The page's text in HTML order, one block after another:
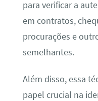
para verificar a
em contratos,
procurações e
semelhantes.
Além disso, essa
papel crucial na